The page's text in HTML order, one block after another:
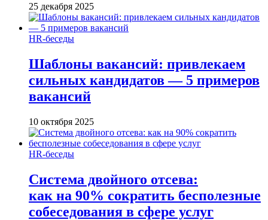
25 декабря 2025
HR-беседы
Шаблоны вакансий: привлекаем
сильных кандидатов — 5 примеров
вакансий
10 октября 2025
HR-беседы
Система двойного отсева:
как на 90% сократить бесполезные
собеседования в сфере услуг